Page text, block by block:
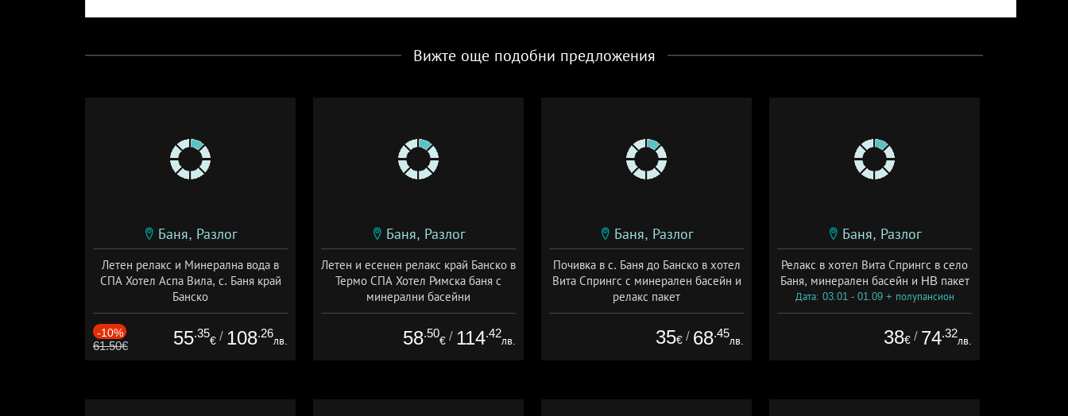
Вижте още подобни предложения
Баня, Разлог
Летен релакс и Минерална вода в
СПА Хотел Аспа Вила, с. Баня край
Банско
Дата: 03.07 - 24.09 + полупансион
-10%
61.50€ 55.35
€ / 108.26
лв.
Баня, Разлог
Летен и есенен релакс край Банско в
Термо СПА Хотел Римска баня с
минерални басейни
Дата: 09.03 - 23.12 + полупансион
58.50
€ / 114.42
лв.
Баня, Разлог
Почивка в с. Баня до Банско в хотел
Вита Спрингс с минерален басейн и
релакс пакет
Дата: 20.01 - 01.09 + полупансион
35€ / 68.45
лв.
Баня, Разлог
Релакс в хотел Вита Спрингс в село
Баня, минерален басейн и HB пакет
Дата: 03.01 - 01.09 + полупансион
38€ / 74.32
лв.